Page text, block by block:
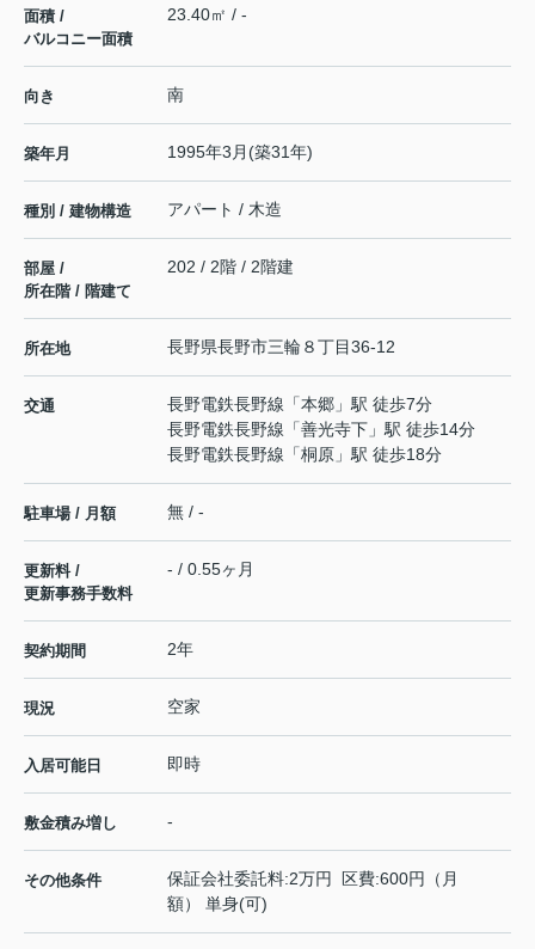
面積 /
バルコニー面積
23.40㎡ / -
向き 南
築年月 1995年3月(築31年)
種別 / 建物構造 アパート / 木造
部屋 /
所在階 / 階建て
202 / 2階 / 2階建
所在地 長野県長野市三輪 ８丁目36-12
交通 長野電鉄長野線 「本郷 」駅 徒歩7分
長野電鉄長野線 「善光寺下 」駅 徒歩14分
長野電鉄長野線 「桐原 」駅 徒歩18分
駐車場 / 月額 無 / -
更新料 /
更新事務手数料
- / 0.55ヶ月
契約期間 2年
現況 空家
入居可能日 即時
敷金積み増し -
その他条件
保証会社委託料:2万円 区費:600円（月
額） 単身(可)